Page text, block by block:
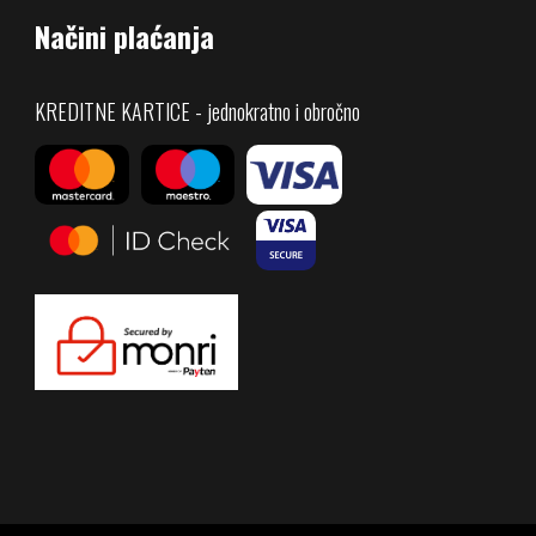
Načini plaćanja
KREDITNE KARTICE - jednokratno i obročno